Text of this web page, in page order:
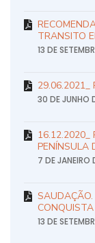
TRANSITO
13 DE
29.06.2021_
30 DE JUNHO
16.12.2020_
PENÍNSULA
7 DE JANEIRO
SAUDAÇÃO.
13 DE